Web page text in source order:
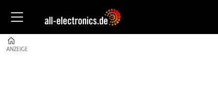
ANZEIGE
ANZEIGE